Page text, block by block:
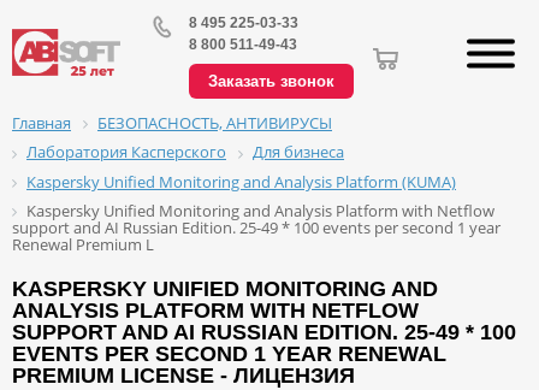
8 495 225-03-33
8 800 511-49-43
Заказать звонок
Главная
БЕЗОПАСНОСТЬ, АНТИВИРУСЫ
Лаборатория Касперского
Для бизнеса
Kaspersky Unified Monitoring and Analysis Platform (KUMA)
Kaspersky Unified Monitoring and Analysis Platform with Netflow
support and AI Russian Edition. 25-49 * 100 events per second 1 year
Renewal Premium L
KASPERSKY UNIFIED MONITORING AND
ANALYSIS PLATFORM WITH NETFLOW
SUPPORT AND AI RUSSIAN EDITION. 25-49 * 100
EVENTS PER SECOND 1 YEAR RENEWAL
PREMIUM LICENSE - ЛИЦЕНЗИЯ